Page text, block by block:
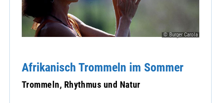
© Burger Carola
Afrikanisch Trommeln im Sommer
Trommeln, Rhythmus und Natur